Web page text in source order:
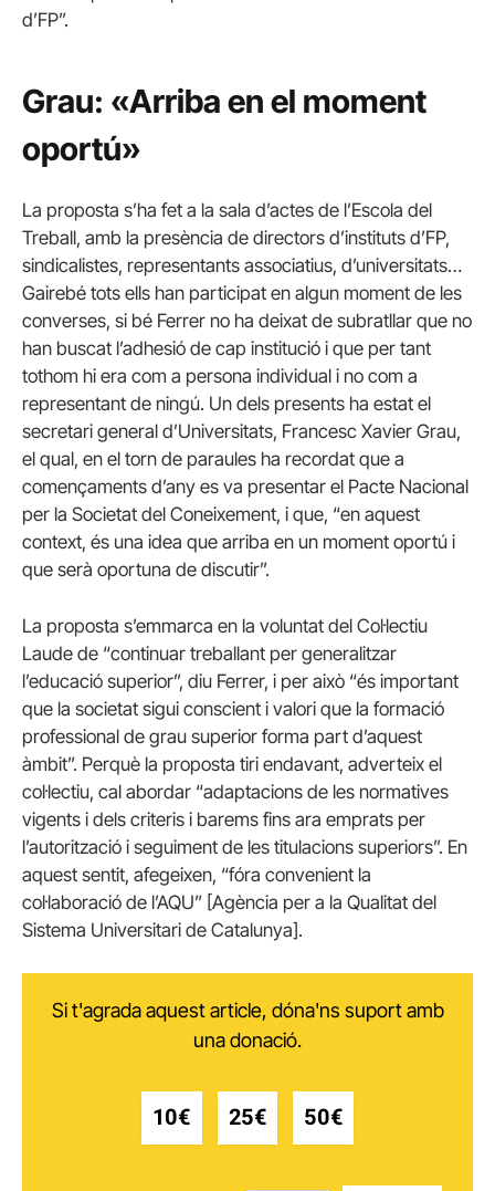
d’FP”.
Grau: «Arriba en el moment
oportú»
La proposta s’ha fet a la sala d’actes de l’Escola del
Treball, amb la presència de directors d’instituts d’FP,
sindicalistes, representants associatius, d’universitats…
Gairebé tots ells han participat en algun moment de les
converses, si bé Ferrer no ha deixat de subratllar que no
han buscat l’adhesió de cap institució i que per tant
tothom hi era com a persona individual i no com a
representant de ningú. Un dels presents ha estat el
secretari general d’Universitats, Francesc Xavier Grau,
el qual, en el torn de paraules ha recordat que a
començaments d’any es va presentar el Pacte Nacional
per la Societat del Coneixement, i que, “en aquest
context, és una idea que arriba en un moment oportú i
que serà oportuna de discutir”.
La proposta s’emmarca en la voluntat del Col·lectiu
Laude de “continuar treballant per generalitzar
l’educació superior”, diu Ferrer, i per això “és important
que la societat sigui conscient i valori que la formació
professional de grau superior forma part d’aquest
àmbit”. Perquè la proposta tiri endavant, adverteix el
col·lectiu, cal abordar “adaptacions de les normatives
vigents i dels criteris i barems fins ara emprats per
l’autorització i seguiment de les titulacions superiors”. En
aquest sentit, afegeixen, “fóra convenient la
col·laboració de l’AQU” [Agència per a la Qualitat del
Sistema Universitari de Catalunya].
Si t'agrada aquest article, dóna'ns suport amb
una donació.
10€ 25€ 50€